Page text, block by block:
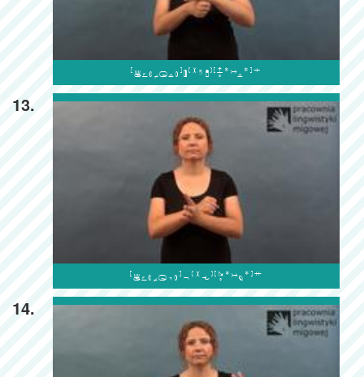

13.

14.